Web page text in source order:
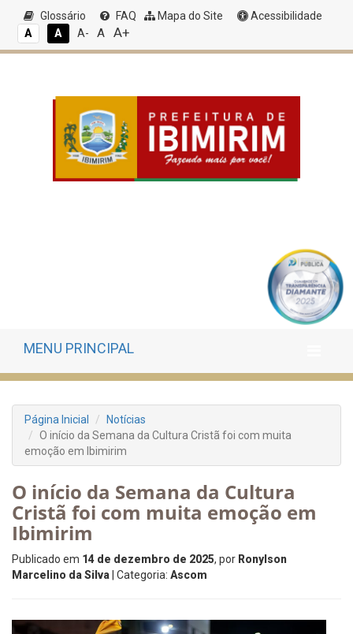
Glossário FAQ Mapa do Site
Acessibilidade
A
A A- A A+
MENU PRINCIPAL
Página Inicial
Notícias
O início da Semana da Cultura Cristã foi com muita
emoção em Ibimirim
O início da Semana da Cultura
Cristã foi com muita emoção em
Ibimirim
Publicado em 14 de dezembro de 2025, por Ronylson
Marcelino da Silva | Categoria: Ascom